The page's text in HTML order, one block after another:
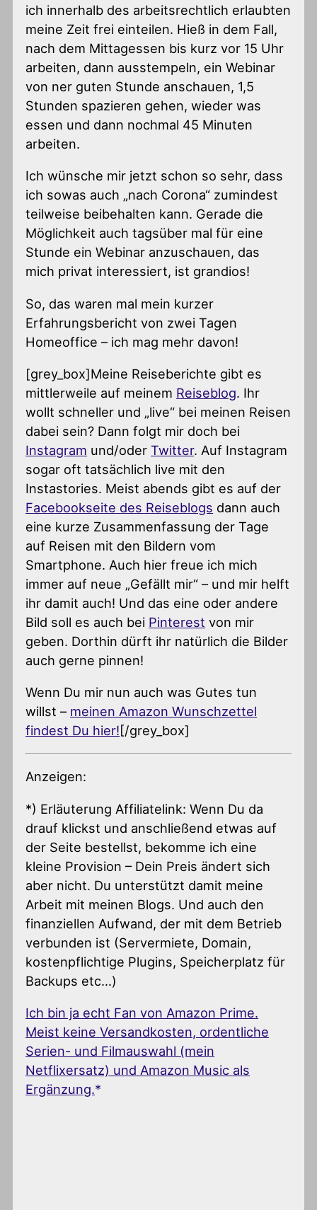
ich innerhalb des arbeitsrechtlich erlaubten
meine Zeit frei einteilen. Hieß in dem Fall,
nach dem Mittagessen bis kurz vor 15 Uhr
arbeiten, dann ausstempeln, ein Webinar
von ner guten Stunde anschauen, 1,5
Stunden spazieren gehen, wieder was
essen und dann nochmal 45 Minuten
arbeiten.
Ich wünsche mir jetzt schon so sehr, dass
ich sowas auch „nach Corona“ zumindest
teilweise beibehalten kann. Gerade die
Möglichkeit auch tagsüber mal für eine
Stunde ein Webinar anzuschauen, das
mich privat interessiert, ist grandios!
So, das waren mal mein kurzer
Erfahrungsbericht von zwei Tagen
Homeoffice – ich mag mehr davon!
[grey_box]Meine Reiseberichte gibt es
mittlerweile auf meinem Reiseblog. Ihr
wollt schneller und „live“ bei meinen Reisen
dabei sein? Dann folgt mir doch bei
Instagram und/oderTwitter. Auf Instagram
sogar oft tatsächlich live mit den
Instastories. Meist abends gibt es auf der
Facebookseite des Reiseblogs dann auch
eine kurze Zusammenfassung der Tage
auf Reisen mit den Bildern vom
Smartphone. Auch hier freue ich mich
immer auf neue „Gefällt mir“ – und mir helft
ihr damit auch! Und das eine oder andere
Bild soll es auch bei Pinterest von mir
geben. Dorthin dürft ihr natürlich die Bilder
auch gerne pinnen!
Wenn Du mir nun auch was Gutes tun
willst – meinen Amazon Wunschzettel
findest Du hier![/grey_box]
Anzeigen:
*) Erläuterung Affiliatelink: Wenn Du da
drauf klickst und anschließend etwas auf
der Seite bestellst, bekomme ich eine
kleine Provision – Dein Preis ändert sich
aber nicht. Du unterstützt damit meine
Arbeit mit meinen Blogs. Und auch den
finanziellen Aufwand, der mit dem Betrieb
verbunden ist (Servermiete, Domain,
kostenpflichtige Plugins, Speicherplatz für
Backups etc…)
Ich bin ja echt Fan von Amazon Prime.
Meist keine Versandkosten, ordentliche
Serien- und Filmauswahl (mein
Netflixersatz) und Amazon Music als
Ergänzung.